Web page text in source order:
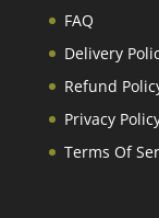
FAQ
Delivery
Refund
Privacy
Terms Of